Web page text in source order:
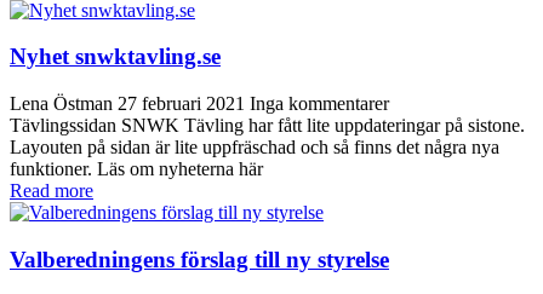
Nyhet snwktavling.se
Lena Östman 27 februari 2021 Inga kommentarer
Tävlingssidan SNWK Tävling har fått lite uppdateringar på sistone.
Layouten på sidan är lite uppfräschad och så finns det några nya
funktioner. Läs om nyheterna här
Read more
Valberedningens förslag till ny styrelse